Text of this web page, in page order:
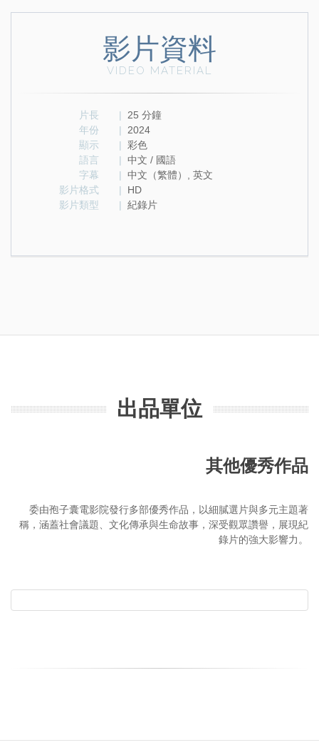
影片資料
VIDEO MATERIAL
片長 | 25 分鐘
年份
| 2024
顯示
| 彩色
語言
| 中文 / 國語
字幕
| 中文（繁體）, 英文
影片格式
| HD
影片類型
| 紀錄片
出品單位
其他優秀作品
委由孢子囊電影院發行多部優秀作品，以細膩選片與多元主題著
稱，涵蓋社會議題、文化傳承與生命故事，深受觀眾讚譽，展現紀
錄片的強大影響力。